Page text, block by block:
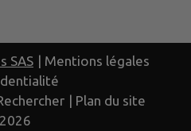
SAS
Mentions légales
Plan du site